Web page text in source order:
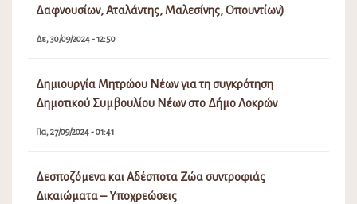
Δαφνουσίων, Αταλάντης, Μαλεσίνης, Οπουντίων)
Δε, 30/09/2024 - 12:50
Δημιουργία Μητρώου Νέων για τη συγκρότηση
Δημοτικού Συμβουλίου Νέων στο Δήμο Λοκρών
Πα, 27/09/2024 - 01:41
Δεσποζόμενα και Αδέσποτα Ζώα συντροφιάς
Δικαιώματα – Υποχρεώσεις